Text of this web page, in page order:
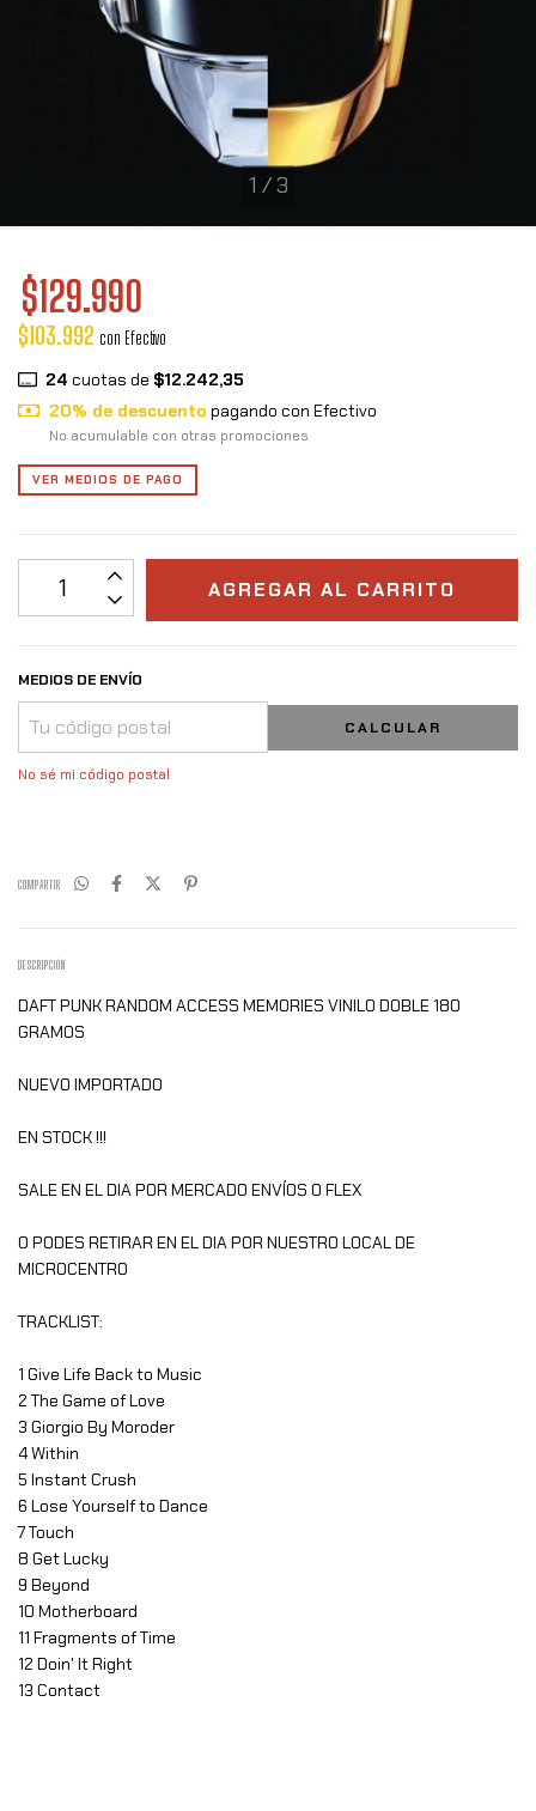
1 /3
$129.990
$103.992 con Efectivo
24 cuotas de $12.242,35
20% de descuento pagando con Efectivo
No acumulable con otras promociones
VER MEDIOS DE PAGO
MEDIOS DE ENVÍO
CALCULAR
No sé mi código postal
COMPARTIR
DESCRIPCIÓN
DAFT PUNK RANDOM ACCESS MEMORIES VINILO DOBLE 180
GRAMOS
NUEVO IMPORTADO
EN STOCK !!!
SALE EN EL DIA POR MERCADO ENVÍOS O FLEX
O PODES RETIRAR EN EL DIA POR NUESTRO LOCAL DE
MICROCENTRO
TRACKLIST:
1 Give Life Back to Music
2 The Game of Love
3 Giorgio By Moroder
4 Within
5 Instant Crush
6 Lose Yourself to Dance
7 Touch
8 Get Lucky
9 Beyond
10 Motherboard
11 Fragments of Time
12 Doin' It Right
13 Contact